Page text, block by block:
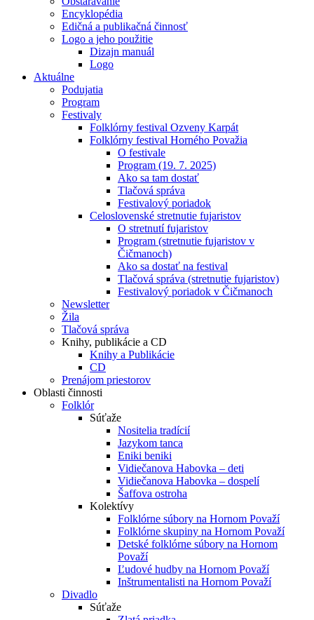
Encyklopédia
Edičná a publikačná činnosť
Logo a jeho použitie
Dizajn manuál
Logo
Aktuálne
Podujatia
Program
Festivaly
Folklórny festival Ozveny Karpát
Folklórny festival Horného Považia
O festivale
Program (19. 7. 2025)
Ako sa tam dostať
Tlačová správa
Festivalový poriadok
Celoslovenské stretnutie fujaristov
O stretnutí fujaristov
Program (stretnutie fujaristov v
Čičmanoch)
Ako sa dostať na festival
Tlačová správa (stretnutie fujaristov)
Festivalový poriadok v Čičmanoch
Newsletter
Žila
Tlačová správa
Knihy, publikácie a CD
Knihy a Publikácie
CD
Prenájom priestorov
Oblasti činnosti
Folklór
Súťaže
Nositelia tradícií
Jazykom tanca
Eniki beniki
Vidiečanova Habovka – deti
Vidiečanova Habovka – dospelí
Šaffova ostroha
Kolektívy
Folklórne súbory na Hornom Považí
Folklórne skupiny na Hornom Považí
Detské folklórne súbory na Hornom
Považí
Ľudové hudby na Hornom Považí
Inštrumentalisti na Hornom Považí
Divadlo
Súťaže